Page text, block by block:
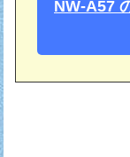
NW-A57